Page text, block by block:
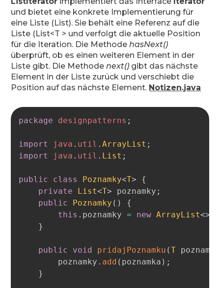
und bietet eine konkrete Implementierung für
eine Liste (List). Sie behält eine Referenz auf die
Liste (List<T > und verfolgt die aktuelle Position
für die Iteration. Die MethodehasNext()
überprüft, ob es einen weiteren Element in der
Liste gibt. Die Methodenext() gibt das nächste
Element in der Liste zurück und verschiebt die
Position auf das nächste Element. Notizen.java
package designpatterns ;
import java . util .ArrayList ;
import
java . util . List ;
public class Poznamky<T>
{
private
List<T> poznamky ;
public
Poznamky ( )
{
this . poznamky = new ArrayList<>
}
public void pridajPoznamku (T poznamka
        poznamky
. add ( poznamka ) ;
}